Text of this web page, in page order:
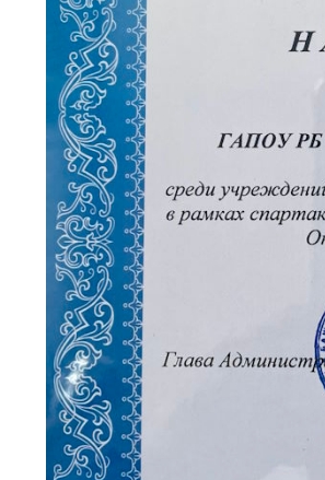
Положение о
аттестатов
вступительных
Положение о
учета у
Протоколы заседаний
ФУМО по УГПС 32.00.00
Науки о здоровье и
профилактическая
медицина
Состав и структура ФУМО
по УГПС 32.00.00 Науки о
здоровье и
профилактическая
медицина